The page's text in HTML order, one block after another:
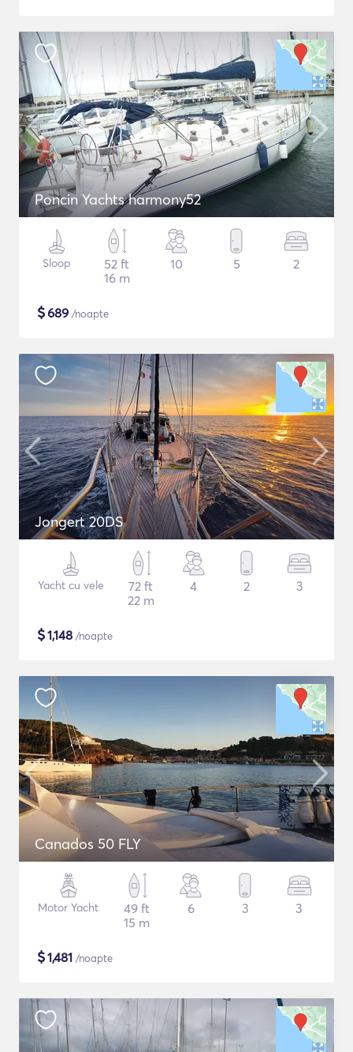
Poncin Yachts harmony52
Sloop
52 ft
16 m
10 5 2
$689 /noapte
Jongert 20DS
Yacht cu vele
72 ft
22 m
4 2 3
$1,148 /noapte
Canados 50 FLY
Motor Yacht
49 ft
15 m
6 3 3
$1,481 /noapte